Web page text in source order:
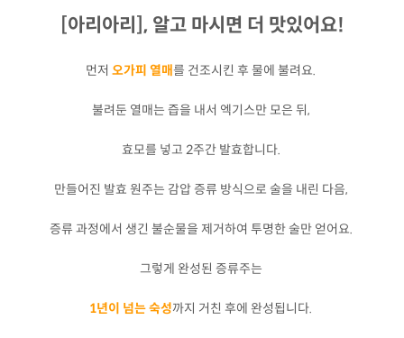
[아리아리], 알고 마시면 더 맛있어요!
먼저 오가피 열매를 건조시킨 후 물에 불려요.
불려둔 열매는 즙을 내서 엑기스만 모은 뒤,
효모를 넣고 2주간 발효합니다.
만들어진 발효 원주는 감압 증류 방식으로 술을 내린 다음,
증류 과정에서 생긴 불순물을 제거하여 투명한 술만 얻어요.
그렇게 완성된 증류주는
1년이 넘는 숙성까지 거친 후에 완성됩니다.